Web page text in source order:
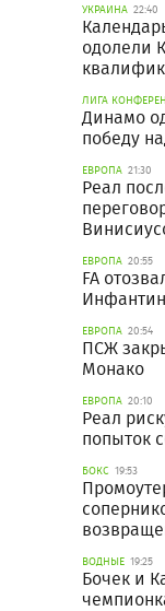
УКРАИНА 22:40
одолели
ЛИГА
Динамо
победу
ЕВРОПА 21:30
Реал
ЕВРОПА 20:55
FA
ЕВРОПА 20:54
ПСЖ
Монако
ЕВРОПА 20:10
Реал
попыток
БОКС 19:53
ВОДНЫЕ 19:25
Бочек и